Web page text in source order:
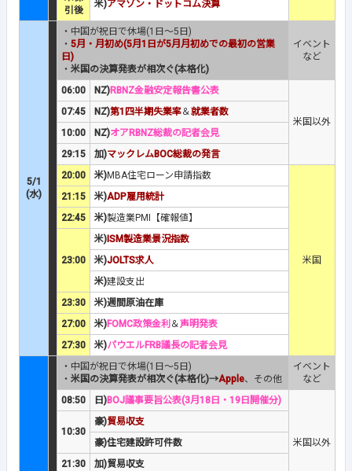
引後
米)アマゾン・ドットコム決算
5/1
(水)
・中国が祝日で休場(1日～5日)
・ 5月・月初め(5月1日が5月月初めでの最初の営業
日)
・ 米国の決算発表が相次ぐ(本格化)
イベント
など
06:00 NZ)RBNZ金融安定報告書公表
米国以外
07:45 NZ)第1四半期失業率＆就業者数
10:00
NZ)オアRBNZ総裁の記者会見
29:15
加)マックレムBOC総裁の発言
20:00
米)MBA住宅ローン申請指数
米国
21:15 米)ADP雇用統計
22:45
米)製造業PMI【確報値】
23:00
米) ISM製造業景況指数
米)JOLTS求人
米)建設支出
23:30
米)週間原油在庫
27:00
米)FOMC政策金利 ＆声明発表
27:30
米)パウエルFRB議長の記者会見
・中国が祝日で休場(1日～5日)
・ 米国の決算発表が相次ぐ(本格化)→Apple、その他
イベント
など
08:50
日)BOJ議事要旨公表(3月18日・19日開催分)
米国以外
10:30
豪)貿易収支
豪)住宅建設許可件数
21:30
加)貿易収支